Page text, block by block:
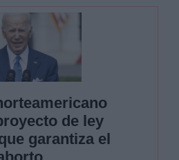
de ley
garantiza el